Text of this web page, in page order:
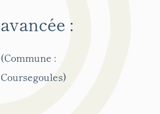
avancée :
(Commune :
Coursegoules)